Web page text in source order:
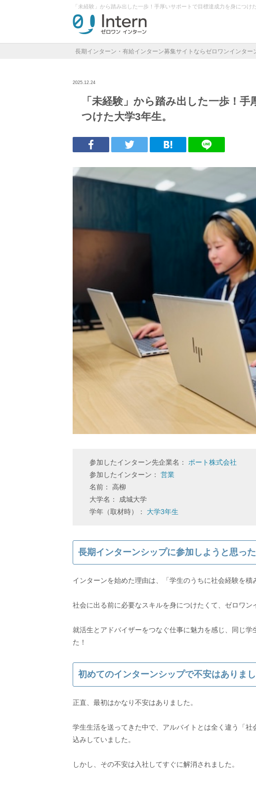
「未経験」から踏み出した一歩！手厚いサポートで目標達成力を身につ
長期インターン・有給インターン募集サイトならゼロワンインター
2025.12.24
「未経験」から踏み出した一歩！
つけた大学3年生。
参加したインターン先企業名： ポート株式会社
参加したインターン： 営業
名前： 高柳
大学名： 成城大学
学年（取材時）： 大学3年生
長期インターンシップに参加しようと思っ
インターンを始めた理由は、「学生のうちに社会経験を積
社会に出る前に必要なスキルを身につけたくて、ゼロワン
就活生とアドバイザーをつなぐ仕事に魅力を感じ、同じ
た！
初めてのインターンシップで不安はありま
正直、最初はかなり不安はありました。
学生生活を送ってきた中で、アルバイトとは全く違う「
込みしていました。
しかし、その不安は入社してすぐに解消されました。